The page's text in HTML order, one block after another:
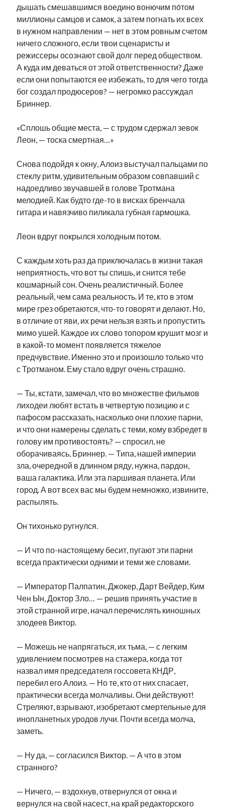
дышать смешавшимся воедино вонючим по́том
миллионы самцов и самок, а затем погнать их всех
в нужном направлении — нет в этом ровным счетом
ничего сложного, если твои сценаристы и
режиссеры осознают свой долг перед обществом.
А куда им деваться от этой ответственности? Даже
если они попытаются ее избежать, то для чего тогда
бог создал продюсеров? — негромко рассуждал
Бриннер.
«Сплошь общие места, — с трудом сдержал зевок
Леон, — тоска смертная…»
Снова подойдя к окну, Алоиз выстучал пальцами по
стеклу ритм, удивительным образом совпавший с
надоедливо звучавшей в голове Тротмана
мелодией. Как будто где-то в висках бренчала
гитара и навязчиво пиликала губная гармошка.
Леон вдруг покрылся холодным потом.
С каждым хоть раз да приключалась в жизни такая
неприятность, что вот ты спишь, и снится тебе
кошмарный сон. Очень реалистичный. Более
реальный, чем сама реальность. И те, кто в этом
мире грез обретаются, что-то говорят и делают. Но,
в отличие от яви, их речи нельзя взять и пропустить
мимо ушей. Каждое их слово топором крушит мозг и
в какой-то момент появляется тяжелое
предчувствие. Именно это и произошло только что
с Тротманом. Ему стало вдруг очень страшно.
— Ты, кстати, замечал, что во множестве фильмов
лиходеи любят встать в четвертую позицию и с
пафосом рассказать, насколько они плохие парни,
и что они намерены сделать с теми, кому взбредет в
голову им противостоять? — спросил, не
оборачиваясь, Бриннер. — Типа, нашей империи
зла, очередной в длинном ряду, нужна, пардон,
ваша галактика. Или эта паршивая планета. Или
город. А вот всех вас мы будем немножко, извините,
распылять.
Он тихонько ругнулся.
— И что по-настоящему бесит, пугают эти парни
всегда практически одними и теми же словами.
— Император Палпатин, Джокер, Дарт Вейдер, Ким
Чен Ын, Доктор Зло… — решив принять участие в
этой странной игре, начал перечислять киношных
злодеев Виктор.
— Можешь не напрягаться, их тьма, — с легким
удивлением посмотрев на стажера, когда тот
назвал имя председателя госсовета КНДР,
перебил его Алоиз. — Но те, кто от них спасает,
практически всегда молчаливы. Они действуют!
Стреляют, взрывают, изобретают смертельные для
инопланетных уродов лучи. Почти всегда молча,
заметь.
— Ну да, — согласился Виктор. — А что в этом
странного?
— Ничего, — вздохнув, отвернулся от окна и
вернулся на свой насест, на край редакторского